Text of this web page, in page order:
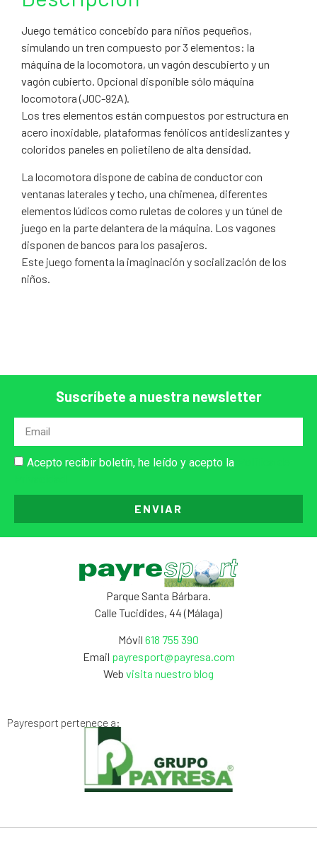
Juego temático concebido para niños pequeños,
simulando un tren compuesto por 3 elementos: la
máquina de la locomotora, un vagón descubierto y un
vagón cubierto. Opcional disponible sólo máquina
locomotora (JOC-92A).
Los tres elementos están compuestos por estructura en
acero inoxidable, plataformas fenólicos antideslizantes y
coloridos paneles en polietileno de alta densidad.
La locomotora dispone de cabina de conductor con
ventanas laterales y techo, una chimenea, diferentes
elementos lúdicos como ruletas de colores y un túnel de
juego en la parte delantera de la máquina. Los vagones
disponen de bancos para los pasajeros.
Este juego fomenta la imaginación y socialización de los
niños.
Suscríbete a nuestra newsletter
Acepto recibir boletín, he leído y acepto la
ENVIAR
Parque Santa Bárbara.
Calle Tucidides, 44 (Málaga)
Móvil 618 755 390
Email payresport@payresa.com
Web visita nuestro blog
Payresport pertenece a: